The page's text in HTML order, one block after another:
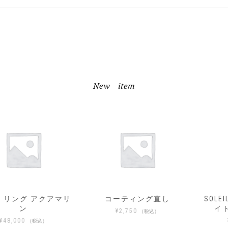
New item
コーティング直し
SOLEIL_ソレイユ ヘソナ
イト イヤーカフ02